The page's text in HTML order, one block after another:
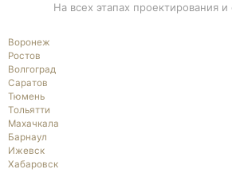
На всех этапах проектирования и
Воронеж
Ростов
Волгоград
Саратов
Тюмень
Тольятти
Махачкала
Барнаул
Ижевск
Хабаровск